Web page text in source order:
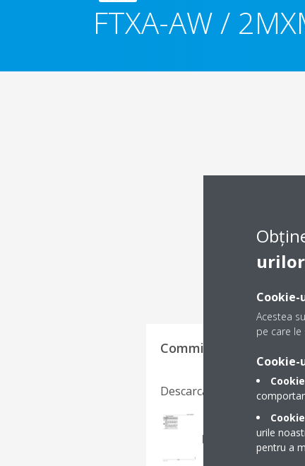
FTXA-AW /
Commissioning
Descarcă limba
Commissioning
PDF | 742.13KB
urilor
Acestea
pe care le
urile
pentru a